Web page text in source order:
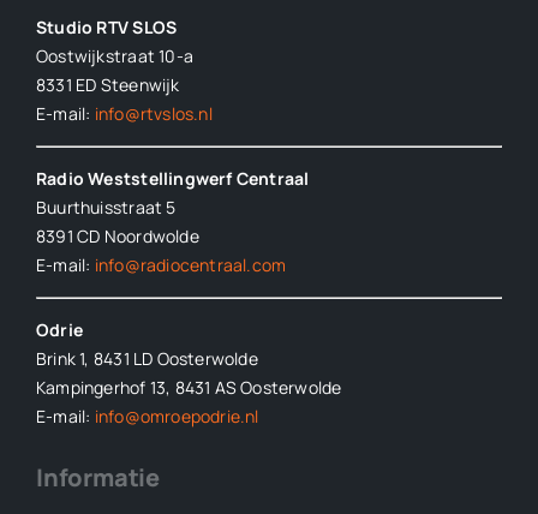
Studio RTV SLOS
Oostwijkstraat 10-a
8331 ED Steenwijk
E-mail: info@rtvslos.nl
Radio Weststellingwerf Centraal
Buurthuisstraat 5
8391 CD Noordwolde
E-mail: info@radiocentraal.com
Odrie
Brink 1, 8431 LD Oosterwolde
Kampingerhof 13, 8431 AS Oosterwolde
E-mail: info@omroepodrie.nl
Informatie